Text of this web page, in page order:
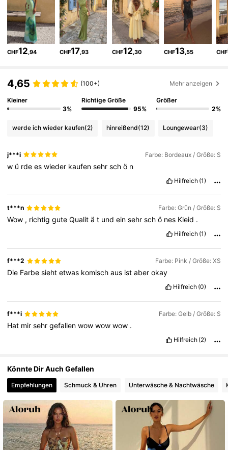
4,64 31K Follower
31K Follower
4,64 31K Follower
CHF12,94 CHF17,93 CHF12,30 CHF13,55 CHF
4,65 (100+) Mehr anzeigen
Kleiner
3%
Richtige Größe
95%
Größer
2%
werde ich wieder kaufen(2) hinreißend(12) Loungewear(3)
j***i Farbe: Bordeaux / Größe: S
w ü rdeeswieder kaufensehrschö n
Hilfreich (1)
t***n Farbe: Grün / Größe: S
Wow , richtigguteQualität undeinsehrschö nes Kleid .
Hilfreich (1)
f***2 Farbe: Pink / Größe: XS
Die Farbesiehtetwas komischaus istaberokay
Hilfreich (0)
f***i Farbe: Gelb / Größe: S
Hat mirsehrgefallenwowwowwow .
Hilfreich (2)
Könnte Dir Auch Gefallen
Empfehlungen Schmuck & Uhren Unterwäsche & Nachtwäsche